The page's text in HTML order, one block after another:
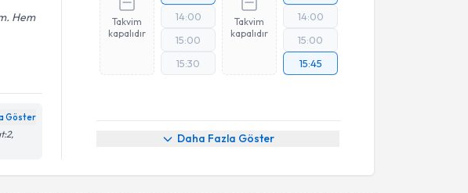
Hem
Göster
Takvim
kapalıdır
14:00
15:00
15:30
Takvim
kapalıdır
14:00
15:00
15:45
Daha Fazla Göster